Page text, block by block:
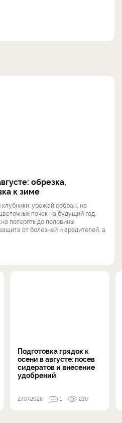
обрезка,
к зиме
урожай собран, но
почек на будущий год.
потерять до половины
от болезней и вредителей, а
Подготовка грядок к
осени в августе: посев
сидератов и внесение
удобрений
27.07.2026 1 236